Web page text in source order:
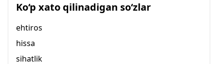
Ko‘p xato qilinadigan so‘zlar
ehtiros
hissa
sihatlik